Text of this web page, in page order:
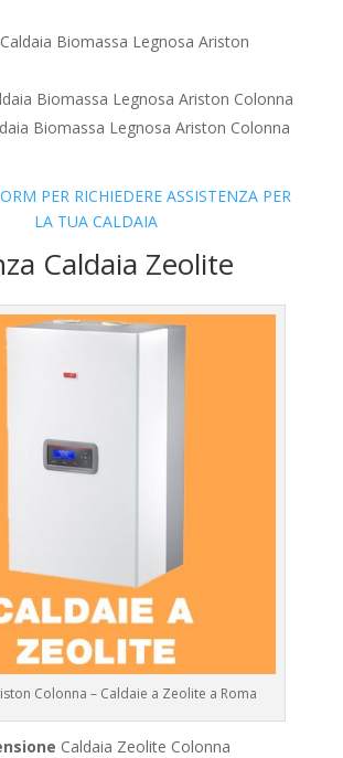
Caldaia Biomassa Legnosa Ariston
Biomassa Legnosa Ariston Colonna
Biomassa Legnosa Ariston Colonna
PER RICHIEDERE ASSISTENZA PER
LA TUA CALDAIA
Caldaia Zeolite
Colonna – Caldaie a Zeolite a Roma
Caldaia Zeolite Colonna